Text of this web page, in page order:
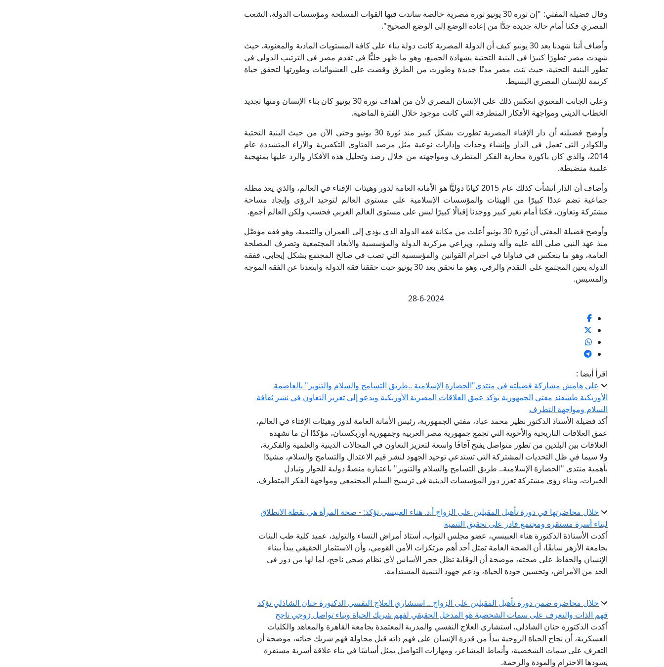
وقال فضيلة المفتي: "إن ثورة 30 يونيو ثورة مصرية خالصة ساندت فيها القوات المسلحة ومؤسسات الدولة، الشعب
المصري فكنا أمام حالة جديدة جدًّا من إعادة الوضع إلى الوضع الصحيح".
وأضاف أننا شهدنا بعد 30 يونيو كيف أن الدولة المصرية كانت دولة بناء على كافة المستويات المادية والمعنوية، حيث
شهدت مصر تطورًا كبيرًا في البنية التحتية بشهادة الجميع، وهو ما ظهر جليًّا في تقدم مصر في الترتيب الدولي في
تطور البنية التحتية، حيث بَنت مصر مدنًا جديدة وطورت من الطرق وقضت على العشوائيات وطورتها لتحقق حياة
كريمة للإنسان المصري البسيط.
وعلى الجانب المعنوي انعكس ذلك على الإنسان المصري لأن من أهداف ثورة 30 يونيو كان بناء الإنسان ومنها تجديد
الخطاب الديني ومواجهة الأفكار المتطرفة التي كانت موجود خلال الفترة الماضية.
وأوضح فضيلته أن دار الإفتاء المصرية تطورت بشكل كبير منذ ثورة 30 يونيو وحتى الآن من حيث البنية التحتية
والكوادر التي تعمل في الدار وإنشاء وحدات وإدارات نوعية مثل مرصد الفتاوى التكفيرية والآراء المتشددة عام
2014، والذي كان باكورة محاربة الفكر المتطرف ومواجهته من خلال رصد وتحليل هذه الأفكار والرد عليها بمنهجية
علمية منضبطة.
وأضاف أن الدار أنشأت كذلك عام 2015 كيانًا دوليًّا هو الأمانة العامة لدور وهيئات الإفتاء في العالم، والذي يعد مظلة
جماعية تضم عددًا كبيرًا من الهيئات والمؤسسات الإسلامية على مستوى العالم لتوحيد الرؤى وإيجاد مساحة
مشتركة وتعاون، فكنا أمام تغير كبير ووجدنا إقبالًا كبيرًا ليس على مستوى العالم العربي فحسب ولكن العالم أجمع.
وأوضح فضيلة المفتي أن ثورة 30 يونيو أعلت من مكانة فقه الدولة الذي يؤدي إلى العمران والتنمية، وهو فقه مؤصَّل
منذ عهد النبي صلى الله عليه وآله وسلم، ويراعي مركزية الدولة والمؤسسية والأبعاد المجتمعية وتصرف المصلحة
العامة، وهو ما ينعكس في فتاوانا في احترام القوانين والمؤسسية التي تصب في صالح المجتمع بشكل إيجابي، ففقه
الدولة يعين المجتمع على التقدم والرقي، وهو ما تحقق بعد 30 يونيو حيث حققنا فقه الدولة وابتعدنا عن الفقه الموجه
والمسيس.
28-6-2024
اقرأ أيضا :
على هامش مشاركة فضيلته في منتدى"الحضارة الإسلامية ..طريق التسامح والسلام والتنوير" بالعاصمة
الأوزبكية طشقند مفتي الجمهورية يؤكد عمق العلاقات المصرية الأوزبكية ويدعو إلى تعزيز التعاون في نشر ثقافة
السلام ومواجهة التطرف
أكد فضيلة الأستاذ الدكتور نظير محمد عياد، مفتي الجمهورية، رئيس الأمانة العامة لدور وهيئات الإفتاء في العالم،
عمق العلاقات التاريخية والأخوية التي تجمع جمهورية مصر العربية وجمهورية أوزبكستان، مؤكدًا أن ما تشهده
العلاقات بين البلدين من تطور متواصل يفتح آفاقًا واسعة لتعزيز التعاون في المجالات الدينية والعلمية والفكرية،
ولا سيما في ظل التحديات المشتركة التي تستدعي توحيد الجهود لنشر قيم الاعتدال والتسامح والسلام، مشيدًا
بأهمية منتدى "الحضارة الإسلامية.. طريق التسامح والسلام والتنوير" باعتباره منصةً دولية للحوار وتبادل
الخبرات، وبناء رؤى مشتركة تعزز دور المؤسسات الدينية في ترسيخ السلم المجتمعي ومواجهة الفكر المتطرف.
خلال محاضرتها في دورة تأهيل المقبلين على الزواج أ.د. هناء العبيسي تؤكد: - صحة المرأة هي نقطة الانطلاق
لبناء أسرة مستقرة ومجتمع قادر على تحقيق التنمية
أكدت الأستاذة الدكتورة هناء العبيسي، عضو مجلس النواب، أستاذ أمراض النساء والتوليد، عميد كلية طب البنات
بجامعة الأزهر سابقًا، أن الصحة العامة تمثل أحد أهم مرتكزات الأمن القومي، وأن الاستثمار الحقيقي يبدأ ببناء
الإنسان والحفاظ على صحته، موضحة أن الوقاية تظل حجر الأساس لأي نظام صحي ناجح، لما لها من دور في
الحد من الأمراض، وتحسين جودة الحياة، ودعم جهود التنمية المستدامة.
خلال محاضرة ضمن دورة تأهيل المقبلين على الزواج .. استشاري العلاج النفسي الدكتورة حنان الشاذلي تؤكد
فهم الذات والتعرف على سمات الشخصية هو المدخل الحقيقي لفهم شريك الحياة وبناء تواصل زوجي ناجح
أكدت الدكتورة حنان الشاذلي، استشاري العلاج النفسي والمدربة المعتمدة بجامعة القاهرة والمعاهد والكليات
العسكرية، أن نجاح الحياة الزوجية يبدأ من قدرة الإنسان على فهم ذاته قبل محاولة فهم شريك حياته، موضحة أن
التعرف على سمات الشخصية، وأنماط المشاعر، ومهارات التواصل يمثل أساسًا في بناء علاقة أسرية مستقرة
يسودها الاحترام والمودة والرحمة.